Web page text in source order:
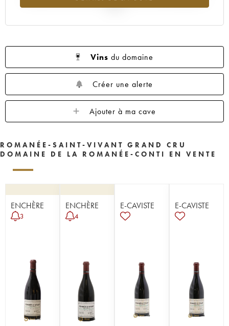
Vins du domaine
Créer une alerte
Ajouter à ma cave
ROMANÉE-SAINT-VIVANT GRAND CRU
DOMAINE DE LA ROMANÉE-CONTI EN VENTE
ENCHÈRE
3
ENCHÈRE
4
E-CAVISTE E-CAVISTE